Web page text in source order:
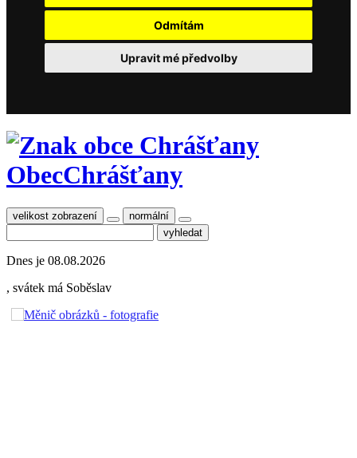
Odmítám
Upravit mé předvolby
ObecChrášťany
velikost zobrazení normální
Dnes je 08.08.2026
, svátek má Soběslav